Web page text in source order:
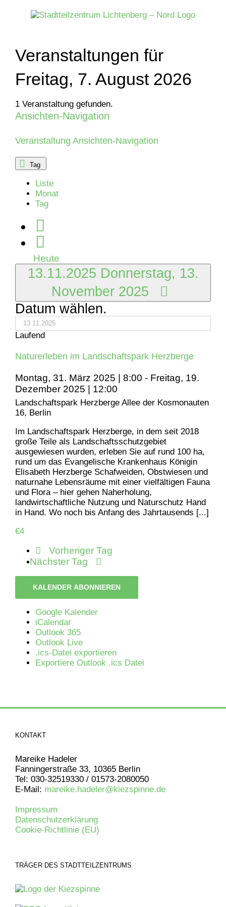
Veranstaltungen für
Freitag, 7. August 2026
1 Veranstaltung gefunden.
Veranstaltungen
für
Donnerstag,
13.
November
2025
Ansichten-Navigation
Veranstaltung Ansichten-Navigation
Tag
Liste
Monat
Tag
Heute
13.11.2025 Donnerstag, 13.
November 2025
Datum wählen.
Laufend
Naturerleben im Landschaftspark Herzberge
Montag, 31. März 2025 | 8:00 - Freitag, 19.
Dezember 2025 | 12:00
Landschaftspark Herzberge Allee der Kosmonauten
16, Berlin
Im Landschaftspark Herzberge, in dem seit 2018
große Teile als Landschaftsschutzgebiet
ausgewiesen wurden, erleben Sie auf rund 100 ha,
rund um das Evangelische Krankenhaus Königin
Elisabeth Herzberge Schafweiden, Obstwiesen und
naturnahe Lebensräume mit einer vielfältigen Fauna
und Flora – hier gehen Naherholung,
landwirtschaftliche Nutzung und Naturschutz Hand
in Hand. Wo noch bis Anfang des Jahrtausends [...]
€4
Vorheriger Tag
Nächster Tag
KALENDER ABONNIEREN
Google Kalender
iCalendar
Outlook 365
Outlook Live
.ics-Datei exportieren
Exportiere Outlook .ics Datei
KONTAKT
Mareike Hadeler
Fanningerstraße 33, 10365 Berlin
Tel: 030-32519330 / 01573-2080050
E-Mail: mareike.hadeler@kiezspinne.de
Impressum
Datenschutzerklärung
Cookie-Richtlinie (EU)
TRÄGER DES STADTTEILZENTRUMS